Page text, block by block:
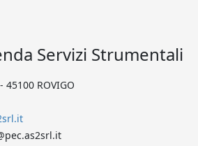
Servizi Strumentali
ROVIGO